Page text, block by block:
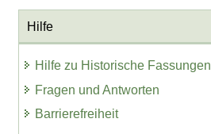
Hilfe
Hilfe zu Historische Fassungen
Fragen und Antworten
Barrierefreiheit